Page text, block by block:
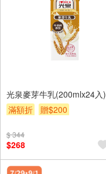
光泉麥芽牛乳(200mlx24入)
滿額折
贈$200
$ 344
$268